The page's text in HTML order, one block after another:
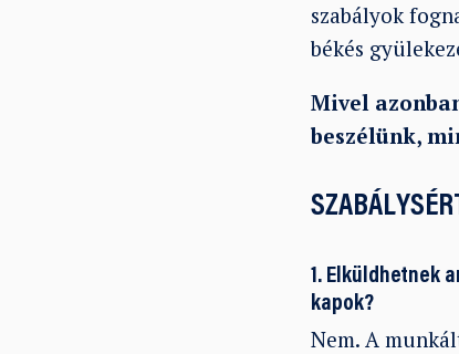
szabályok
békés
Mivel
beszélünk,
1. Elküldhetnek
kapok?
Nem. A